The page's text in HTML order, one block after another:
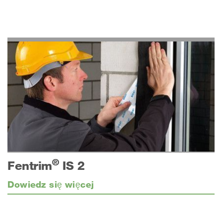
Fentrim®IS 2
Dowiedz się więcej